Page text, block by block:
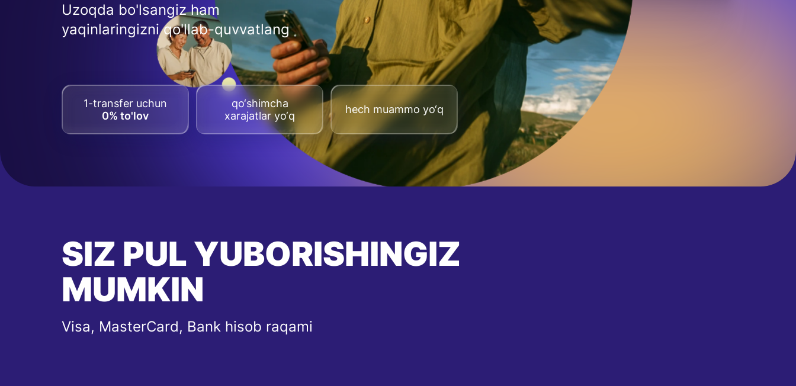
Uzoqda bo'lsangiz ham
yaqinlaringizni qo'llab-quvvatlang
1-transfer uchun
0% to'lov
qo‘shimcha
xarajatlar yo‘q
hech muammo yo‘q
SIZ PUL YUBORISHINGIZ
MUMKIN
Visa, MasterCard, Bank hisob raqami